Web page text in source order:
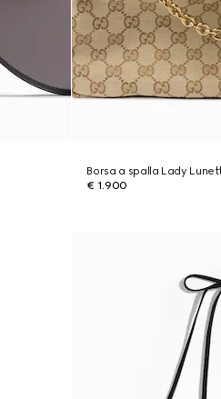
Borsa a spalla Lady
€ 1.900